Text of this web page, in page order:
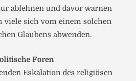
ablehnen und davor warnen
viele sich vom einem solchen
Glaubens abwenden.
Foren
Eskalation des religiösen